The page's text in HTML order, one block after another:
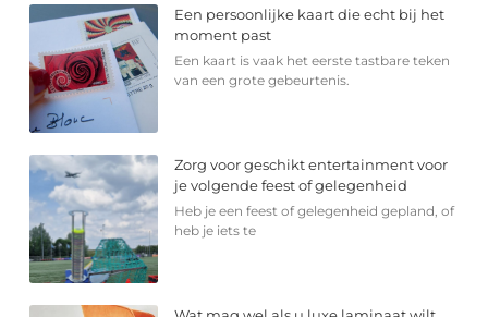
Een persoonlijke kaart die echt bij het
moment past
Een kaart is vaak het eerste tastbare teken
van een grote gebeurtenis.
Zorg voor geschikt entertainment voor
je volgende feest of gelegenheid
Heb je een feest of gelegenheid gepland, of
heb je iets te